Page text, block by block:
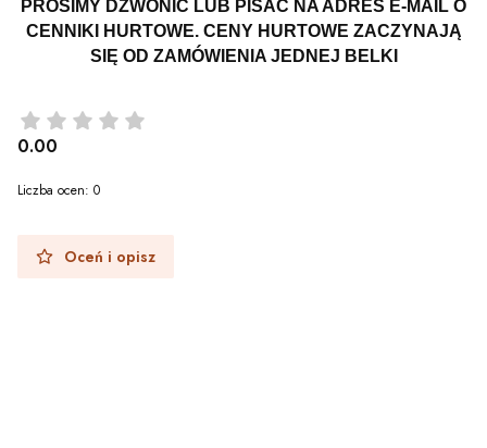
PROSIMY DZWONIĆ LUB PISAĆ NA ADRES E-MAIL O
CENNIKI HURTOWE. CENY HURTOWE ZACZYNAJĄ
SIĘ OD ZAMÓWIENIA JEDNEJ BELKI
0.00
Liczba ocen: 0
Oceń i opisz